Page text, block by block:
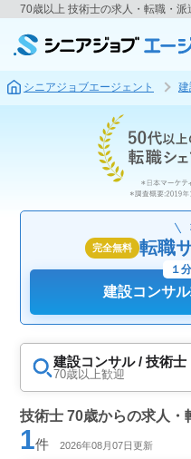
70歳以上 技術士の求人・転職・派
シニアジョブエージェント 建
完全無料 転職
建設コンサ
１
建設コンサル / 技術士
70歳以上歓迎
技術士 70歳からの求人・
1件 2026年08月07日更新